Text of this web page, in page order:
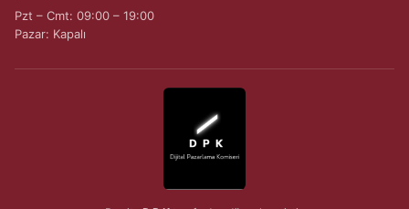
Pzt – Cmt: 09:00 – 19:00
Pazar: Kapalı